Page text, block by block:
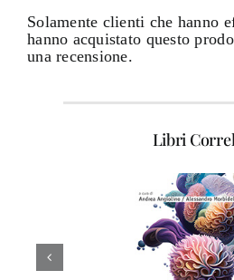
Solamente clienti che hanno
hanno acquistato questo
una recensione.
Libri